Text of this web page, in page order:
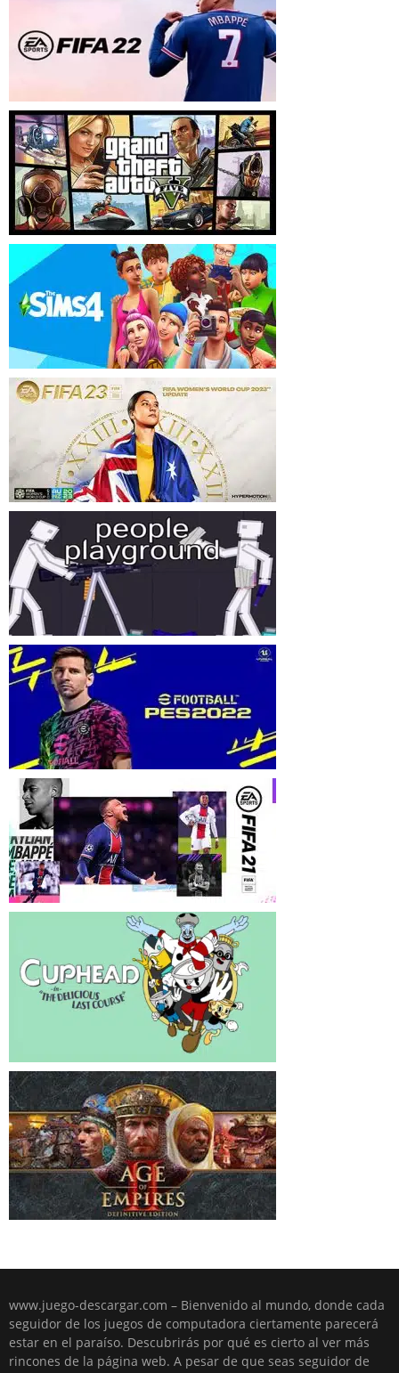
www.juego-descargar.com – Bienvenido al mundo, donde cada
seguidor de los juegos de computadora ciertamente parecerá
estar en el paraíso. Descubrirás por qué es cierto al ver más
rincones de la página web. A pesar de que seas seguidor de